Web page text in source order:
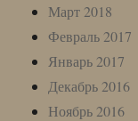
Март 2018
Февраль 2017
Январь 2017
Декабрь 2016
Ноябрь 2016